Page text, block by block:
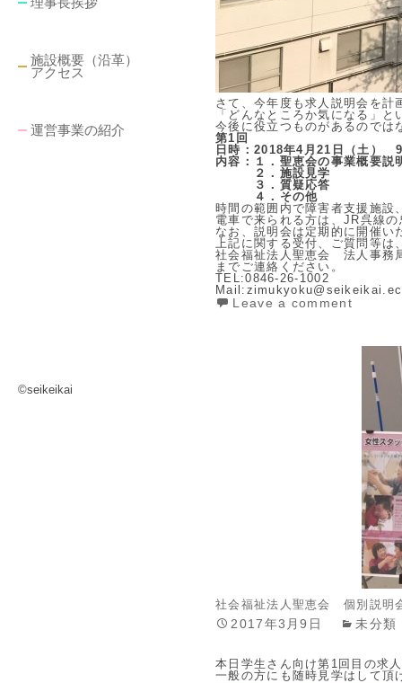
施設概要（沿革）
アクセス
運営事業の紹介
©seikeikai
さて、今年度も求人説明会を計
「どんなところか気になる」
今後に役立つものがあるのでは
第1回
日時：2018年4月21日（土）
内容：１．聖恵会の事業概要説
２．施設見学
３．質疑応答
４．その他
時間の範囲内で障害者支援施設
電車で来られる方は、JR呉線
なお、説明会は定期的に開催い
上記に関する受付、ご質問等は
社会福祉法人聖恵会 法人事
までご連絡ください。
TEL:0846-26-1002
Leave a comment
社会福祉法人聖恵会 個別説明
2017年3月9日 未分類
本日学生さん向け第1回目の求
一般の方にも随時見学はして頂